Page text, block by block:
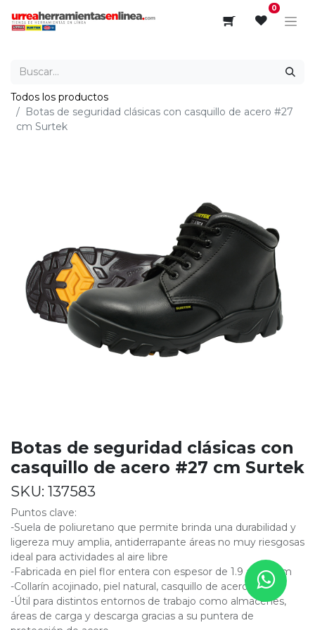
0
Todos los productos
Botas de seguridad clásicas con casquillo de acero #27
cm Surtek
Botas de seguridad clásicas con
casquillo de acero #27 cm Surtek
SKU: 137583
Puntos clave:
-Suela de poliuretano que permite brinda una durabilidad y
ligereza muy amplia, antiderrapante áreas no muy riesgosas
ideal para actividades al aire libre
-Fabricada en piel flor entera con espesor de 1.9 a 2.2 mm
-Collarín acojinado, piel natural, casquillo de acero
-Útil para distintos entornos de trabajo como almacenes,
áreas de carga y descarga gracias a su puntera de